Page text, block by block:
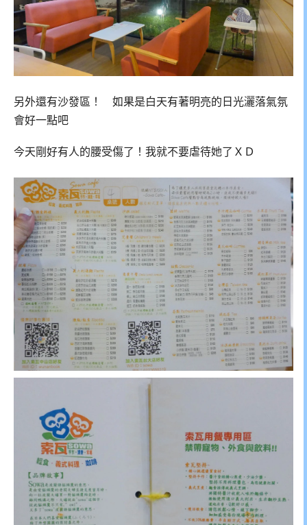
另外還有沙發區！ 如果是白天有著明亮的日光灑落氣氛
會好一點吧
今天剛好有人的腰受傷了！我就不要虐待她了ＸＤ